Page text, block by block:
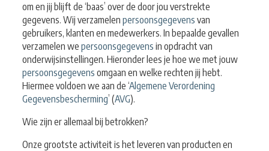
om en jij blijft de ‘baas’ over de door jou verstrekte
gegevens. Wij verzamelen persoonsgegevens van
gebruikers, klanten en medewerkers. In bepaalde gevallen
verzamelen we persoonsgegevens in opdracht van
onderwijsinstellingen. Hieronder lees je hoe we met jouw
persoonsgegevens omgaan en welke rechten jij hebt.
Hiermee voldoen we aan de ‘Algemene Verordening
Gegevensbescherming’ (AVG).
Wie zijn er allemaal bij betrokken?
Onze grootste activiteit is het leveren van producten en